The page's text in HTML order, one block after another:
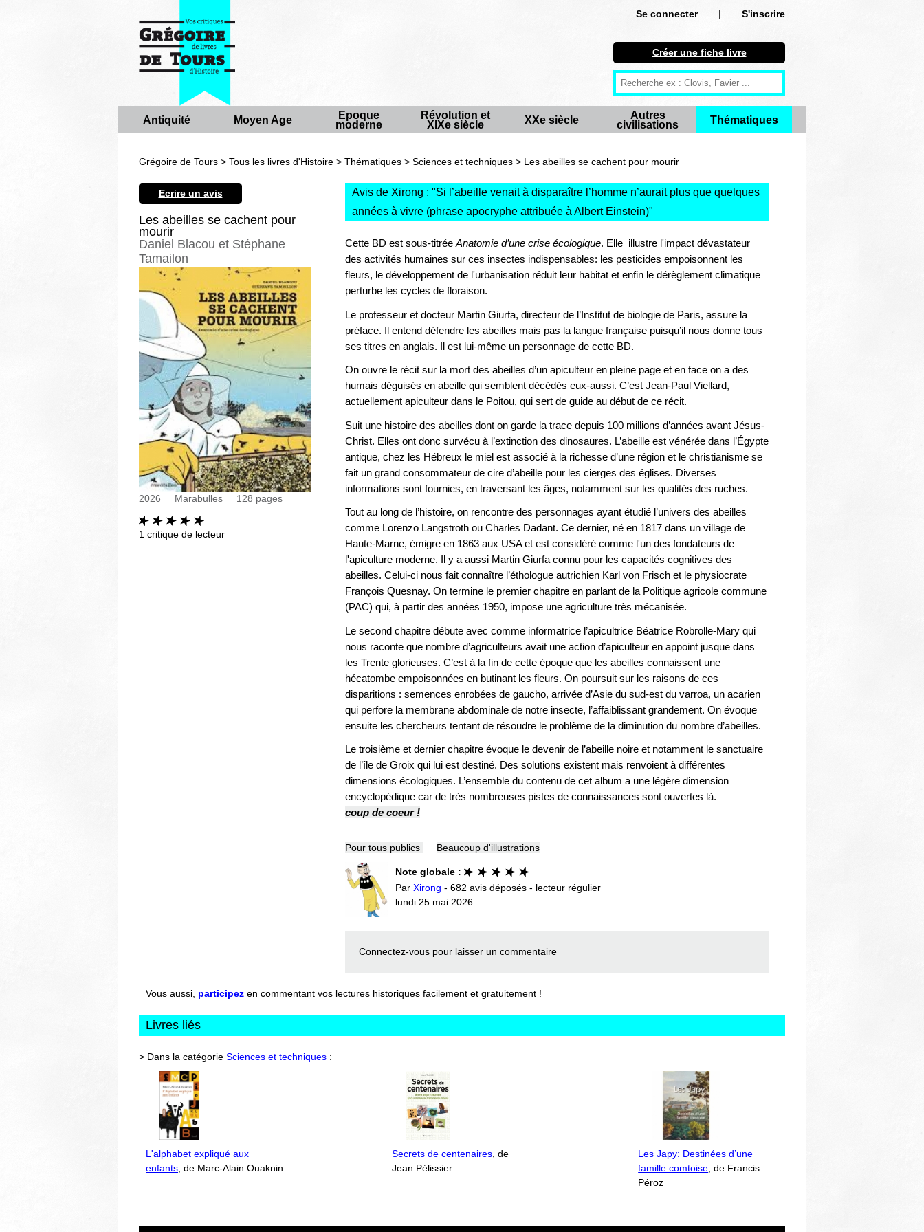
Se connecter |
S'inscrire
S'inscrire
Créer une fiche livre
Antiquité
Moyen Age
Epoque moderne
Révolution et XIXe siècle
XXe siècle
Autres civilisations
Créer une fiche livre
Antiquité Moyen Age
Epoque
moderne
Révolution et
XIXe siècle
XXe siècle
Autres
civilisations
Thématiques
Grégoire de Tours > Tous les livres d'Histoire > Thématiques > Sciences et techniques > Les abeilles se cachent pour mourir
Ecrire un avis
Les abeilles se cachent pour
mourir
Daniel Blacou et Stéphane
Tamailon
2026 Marabulles 128 pages
1 critique de lecteur
Avis de Xirong : "Si l’abeille venait à disparaître l’homme n’aurait plus que quelques
années à vivre (phrase apocryphe attribuée à Albert Einstein)"
Cette BD est sous-titrée Anatomie d’une crise écologique. Elle illustre l'impact dévastateur
des activités humaines sur ces insectes indispensables: les pesticides empoisonnent les
fleurs, le développement de l'urbanisation réduit leur habitat et enfin le dérèglement climatique
perturbe les cycles de floraison.
Le professeur et docteur Martin Giurfa, directeur de l’Institut de biologie de Paris, assure la
préface. Il entend défendre les abeilles mais pas la langue française puisqu’il nous donne tous
ses titres en anglais. Il est lui-même un personnage de cette BD.
On ouvre le récit sur la mort des abeilles d’un apiculteur en pleine page et en face on a des
humais déguisés en abeille qui semblent décédés eux-aussi. C’est Jean-Paul Viellard,
actuellement apiculteur dans le Poitou, qui sert de guide au début de ce récit.
Suit une histoire des abeilles dont on garde la trace depuis 100 millions d’années avant Jésus-
Christ. Elles ont donc survécu à l’extinction des dinosaures. L’abeille est vénérée dans l’Égypte
antique, chez les Hébreux le miel est associé à la richesse d’une région et le christianisme se
fait un grand consommateur de cire d’abeille pour les cierges des églises. Diverses
informations sont fournies, en traversant les âges, notamment sur les qualités des ruches.
Tout au long de l’histoire, on rencontre des personnages ayant étudié l’univers des abeilles
comme Lorenzo Langstroth ou Charles Dadant. Ce dernier, né en 1817 dans un village de
Haute-Marne, émigre en 1863 aux USA et est considéré comme l'un des fondateurs de
l'apiculture moderne. Il y a aussi Martin Giurfa connu pour les capacités cognitives des
abeilles. Celui-ci nous fait connaître l’éthologue autrichien Karl von Frisch et le physiocrate
François Quesnay. On termine le premier chapitre en parlant de la Politique agricole commune
(PAC) qui, à partir des années 1950, impose une agriculture très mécanisée.
Le second chapitre débute avec comme informatrice l’apicultrice Béatrice Robrolle-Mary qui
nous raconte que nombre d’agriculteurs avait une action d’apiculteur en appoint jusque dans
les Trente glorieuses. C’est à la fin de cette époque que les abeilles connaissent une
hécatombe empoisonnées en butinant les fleurs. On poursuit sur les raisons de ces
disparitions : semences enrobées de gaucho, arrivée d’Asie du sud-est du varroa, un acarien
qui perfore la membrane abdominale de notre insecte, l’affaiblissant grandement. On évoque
ensuite les chercheurs tentant de résoudre le problème de la diminution du nombre d’abeilles.
Le troisième et dernier chapitre évoque le devenir de l’abeille noire et notamment le sanctuaire
de l’île de Groix qui lui est destiné. Des solutions existent mais renvoient à différentes
dimensions écologiques. L’ensemble du contenu de cet album a une légère dimension
encyclopédique car de très nombreuses pistes de connaissances sont ouvertes là.
coup de coeur !
Pour tous publics Beaucoup d'illustrations
Note globale :
Par Xirong - 682 avis déposés - lecteur régulier
lundi 25 mai 2026
Connectez-vous pour laisser un commentaire
Vous aussi, participez en commentant vos lectures historiques facilement et gratuitement !
Livres liés
> Dans la catégorie Sciences et techniques :
L'alphabet expliqué aux
enfants, de Marc-Alain Ouaknin
Secrets de centenaires, de
Jean Pélissier
Les Japy: Destinées d’une
famille comtoise, de Francis
Péroz